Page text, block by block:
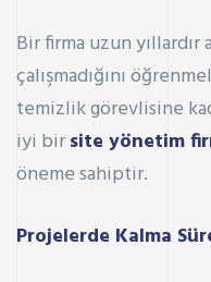
Bir firma uzun yıllardır
çalışmadığını
temizlik görevlisine
iyi birsite yönetim
öneme sahiptir.
Projelerde Kalma